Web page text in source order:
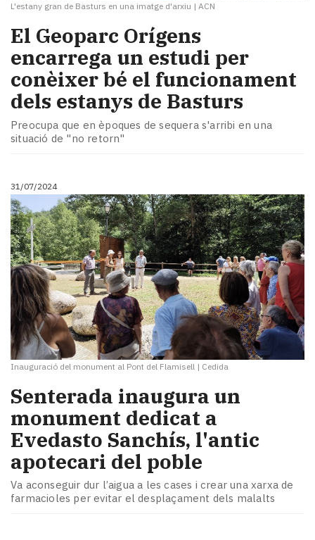
L'estany gran de Basturs en una imatge d'arxiu | ACN
El Geoparc Orígens
encarrega un estudi per
conèixer bé el funcionament
dels estanys de Basturs
Preocupa que en èpoques de sequera s'arribi en una
situació de "no retorn"
31/07/2024
Inauguració del monument al Pont del Flamisell | Cedida
Senterada inaugura un
monument dedicat a
Evedasto Sanchís, l'antic
apotecari del poble
Va aconseguir dur l’aigua a les cases i crear una xarxa de
farmacioles per evitar el desplaçament dels malalts